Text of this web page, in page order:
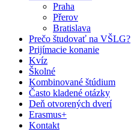
Praha
Přerov
Bratislava
Prečo študovať na VŠLG?
Prijímacie konanie
Kvíz
Školné
Kombinované štúdium
Často kladené otázky
Deň otvorených dverí
Erasmus+
Kontakt